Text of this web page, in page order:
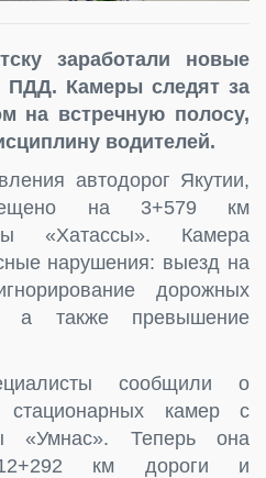
заработали новые
ПДД. Камеры следят за
на встречную полосу,
водителей.
автодорог Якутии,
на 3+579 км
«Хатассы». Камера
нарушения: выезд на
дорожных
а также превышение
сообщили о
камер с
«Умнас». Теперь она
км дороги и